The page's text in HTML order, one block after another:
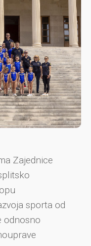
Zajednice
sporta od
odnosno